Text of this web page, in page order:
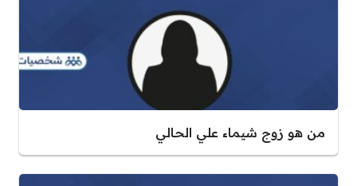
من هو زوج شيماء علي الحالي